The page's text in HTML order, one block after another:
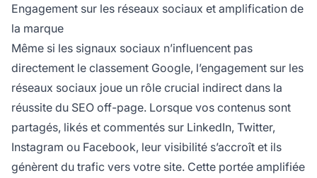
Engagement sur les réseaux sociaux et amplification de
la marque
Même si les signaux sociaux n’influencent pas
directement le classement Google, l’engagement sur les
réseaux sociaux joue un rôle crucial indirect dans la
réussite du SEO off-page. Lorsque vos contenus sont
partagés, likés et commentés sur LinkedIn, Twitter,
Instagram ou Facebook, leur visibilité s’accroît et ils
génèrent du trafic vers votre site. Cette portée amplifiée